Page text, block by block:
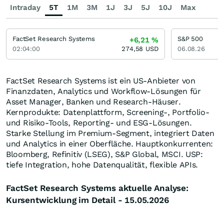
FactSet Research Systems ist ein US-Anbieter von
Finanzdaten, Analytics und Workflow-Lösungen für
Asset Manager, Banken und Research-Häuser.
Kernprodukte: Datenplattform, Screening-, Portfolio-
und Risiko-Tools, Reporting- und ESG-Lösungen.
Starke Stellung im Premium-Segment, integriert Daten
und Analytics in einer Oberfläche. Hauptkonkurrenten:
Bloomberg, Refinitiv (LSEG), S&P Global, MSCI. USP:
tiefe Integration, hohe Datenqualität, flexible APIs.
FactSet Research Systems aktuelle Analyse:
Kursentwicklung im Detail - 15.05.2026
Intraday 5T 1M 3M 1J 3J 5J 10J Max
FactSet Research Systems
02:04:00
+6,21%
274,58 USD
S&P 500
06.08.26